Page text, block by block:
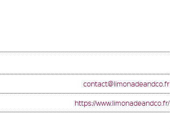
contact@limonadeandco.fr
https://www.limonadeandco.fr/